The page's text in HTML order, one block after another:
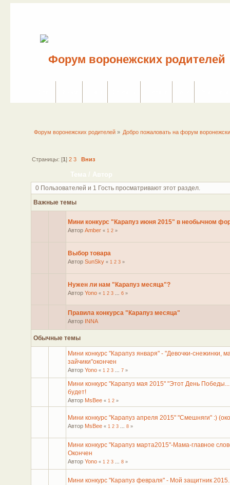
Форум воронежских родителей» Добро пожаловать на форум
Страницы: [1 ] 2 3 Вниз
Тема/ Автор
0 Пользователей и 1 Гость просматривают этот раздел.
Важные темы
Мини конкурс "Карапуз июня 2015" в необычном
Автор Amber « 1 2»
Выбор товара
Автор SunSky « 1 2 3»
Нужен ли нам "Карапуз месяца"?
Автор Yono « 1 2 3 ... 6»
Правила конкурса "Карапуз месяца"
Автор INNA
Обычные темы
Мини конкурс "Карапуз января" - "Девочки-снежинки,
зайчики"окончен
Автор Yono « 1 2 3 ... 7»
Мини конкурс "Карапуз мая 2015" "Этот День
будет!
Автор MsBee « 1 2»
Мини конкурс "Карапуз апреля 2015" "Смешняги" :)
Автор MsBee « 1 2 3 ... 8»
Мини конкурс "Карапуз марта2015"-Мама-главное
Окончен
Автор Yono « 1 2 3 ... 8»
Мини конкурс "Карапуз февраля" - Мой защитник